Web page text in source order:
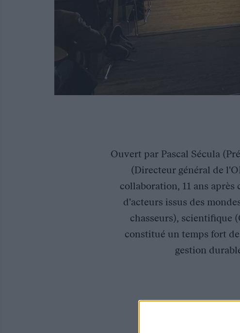
Ouvert par Pascal Sécula
(Directeur général de
collaboration, 11 ans
d'acteurs issus des
chasseurs), scientifique
constitué un temps fort
gestion